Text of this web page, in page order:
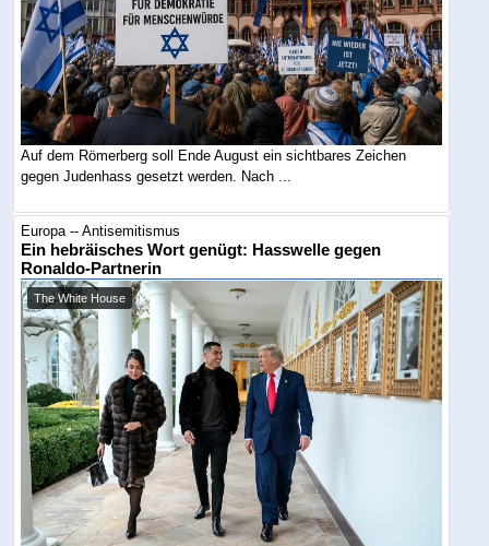
Auf dem Römerberg soll Ende August ein sichtbares Zeichen
gegen Judenhass gesetzt werden. Nach ...
Europa -- Antisemitismus
Ein hebräisches Wort genügt: Hasswelle gegen
Ronaldo-Partnerin
The White House